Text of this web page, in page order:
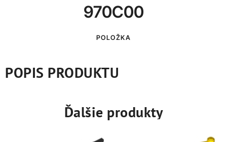
970C00
POLOŽKA
POPIS PRODUKTU
Ďalšie produkty